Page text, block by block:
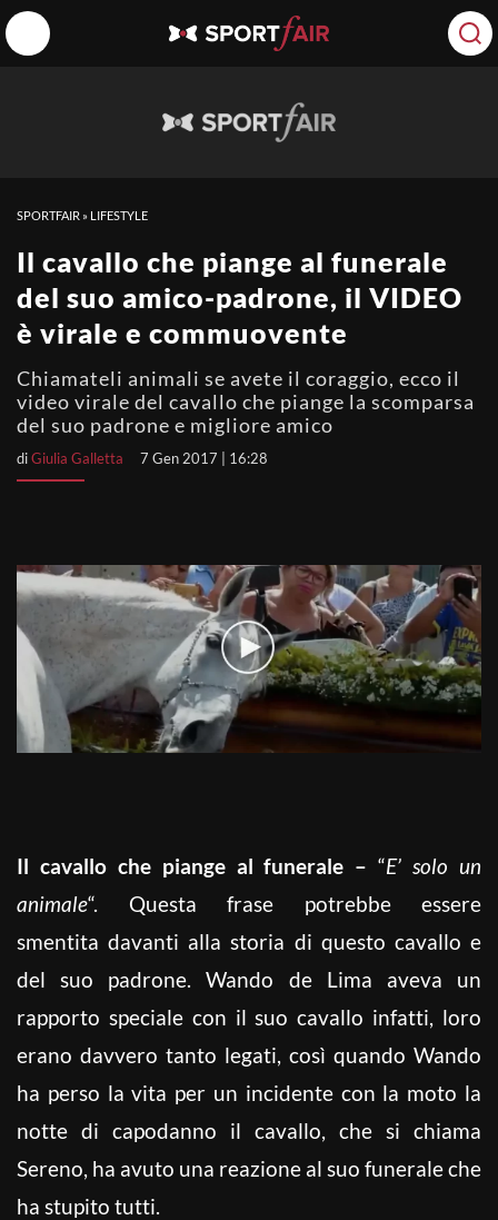
SPORTFAIR » LIFESTYLE
Il cavallo che piange al funerale
del suo amico-padrone, il VIDEO
è virale e commuovente
Chiamateli animali se avete il coraggio, ecco il
video virale del cavallo che piange la scomparsa
del suo padrone e migliore amico
diGiulia Galletta 7 Gen 2017 | 16:28
Il cavallo che piange al funerale – “E’ solo un
animale“. Questa frase potrebbe essere
smentita davanti alla storia di questo cavallo e
del suo padrone. Wando de Lima aveva un
rapporto speciale con il suo cavallo infatti, loro
erano davvero tanto legati, così quando Wando
ha perso la vita per un incidente con la moto la
notte di capodanno il cavallo, che si chiama
Sereno, ha avuto una reazione al suo funerale che
ha stupito tutti.